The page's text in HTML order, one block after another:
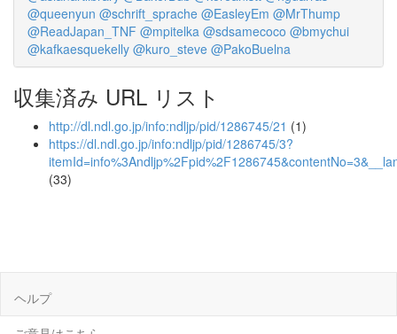
@queenyun @schrift_sprache @EasleyEm @MrThump
@ReadJapan_TNF @mpitelka @sdsamecoco @bmychui
@kafkaesquekelly @kuro_steve @PakoBuelna
収集済み URL リスト
http://dl.ndl.go.jp/info:ndljp/pid/1286745/21 (1)
https://dl.ndl.go.jp/info:ndljp/pid/1286745/3?
(33)
ヘルプ